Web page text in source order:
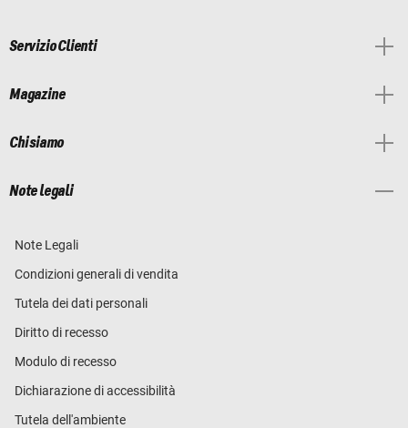
Servizio Clienti
Magazine
Chi siamo
Note legali
Note Legali
Condizioni generali di vendita
Tutela dei dati personali
Diritto di recesso
Modulo di recesso
Dichiarazione di accessibilità
Tutela dell'ambiente